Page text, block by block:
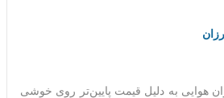
هوایی به دلیل قیمت پایین‌تر روی خوشی